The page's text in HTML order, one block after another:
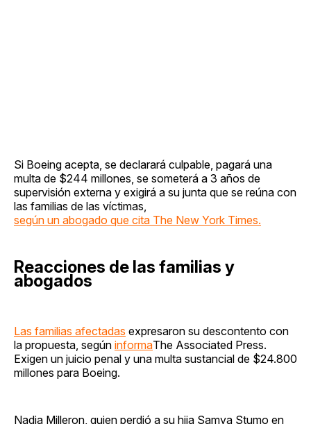
Si Boeing acepta, se declarará culpable, pagará una
multa de $244 millones, se someterá a 3 años de
supervisión externa y exigirá a su junta que se reúna con
las familias de las víctimas,
según un abogado que cita The New York Times.
Reacciones de las familias y
abogados
Las familias afectadas expresaron su descontento con
la propuesta, según informaThe Associated Press.
Exigen un juicio penal y una multa sustancial de $24.800
millones para Boeing.
Nadia Milleron, quien perdió a su hija Samya Stumo en